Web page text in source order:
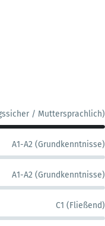
/ Muttersprachlich)
A1-A2 (Grundkenntnisse)
A1-A2 (Grundkenntnisse)
C1 (Fließend)